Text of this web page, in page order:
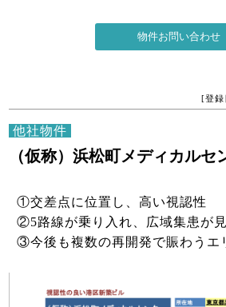
[登
他社物件
（仮称）浜松町メディカルセ
①交差点に位置し、高い視認性
②5路線が乗り入れ、広域集患が
③今後も複数の再開発で賑わうエ